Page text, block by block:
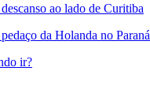
ao lado de Curitiba
da Holanda no Paraná
ir?